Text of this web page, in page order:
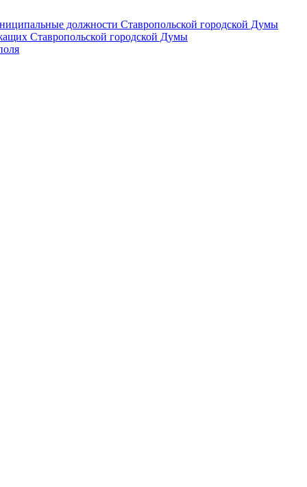
должности Ставропольской городской Думы
Ставропольской городской Думы